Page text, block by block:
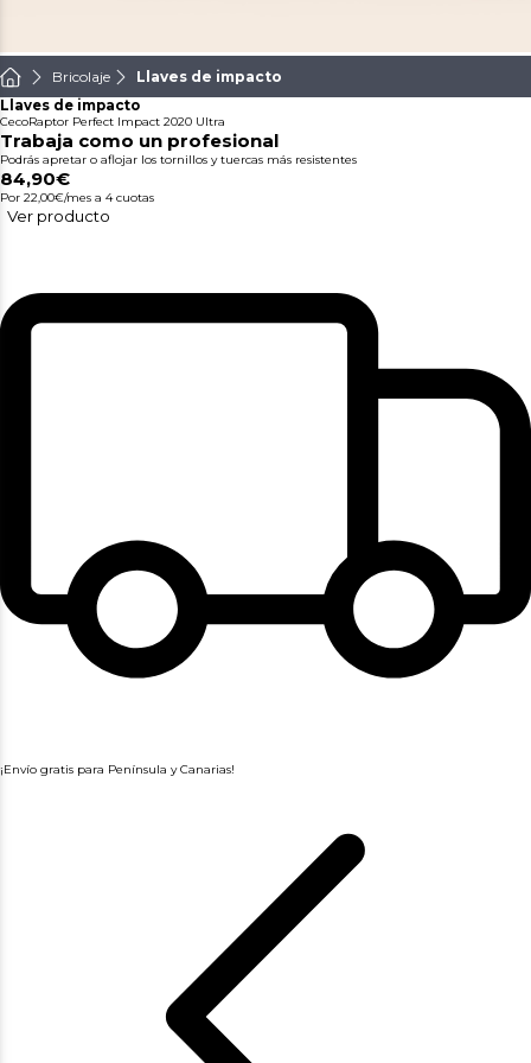
Bricolaje Llaves de impacto
Llaves de impacto
CecoRaptor Perfect Impact 2020 Ultra
Trabaja como un profesional
Podrás apretar o aflojar los tornillos y tuercas más resistentes
84,90€
Por 22,00€/mes a 4 cuotas
Ver producto
¡Envío gratis para Península y Canarias!